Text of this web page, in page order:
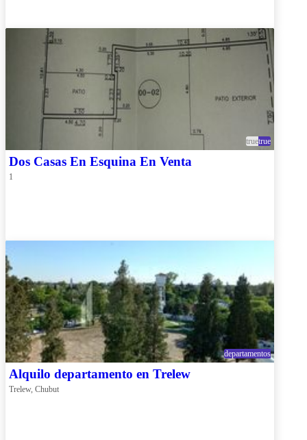
truetrue
Dos Casas En Esquina En Venta
1
departamentos
Alquilo departamento en Trelew
Trelew, Chubut